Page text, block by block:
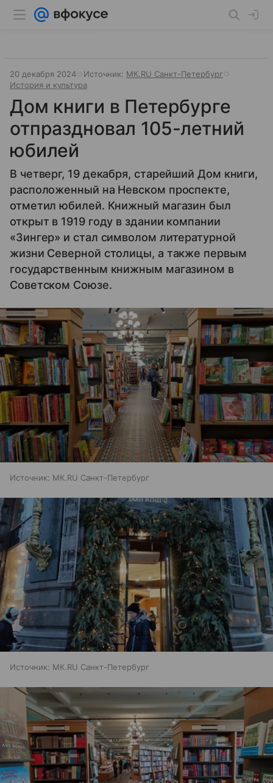
20 декабря 2024 Источник: МК.RU Санкт-Петербург
История и культура
Дом книги в Петербурге
отпраздновал 105-летний
юбилей
В четверг, 19 декабря, старейший Дом книги,
расположенный на Невском проспекте,
отметил юбилей. Книжный магазин был
открыт в 1919 году в здании компании
«Зингер» и стал символом литературной
жизни Северной столицы, а также первым
государственным книжным магазином в
Советском Союзе.
Источник: МК.RU Санкт-Петербург
Источник: МК.RU Санкт-Петербург